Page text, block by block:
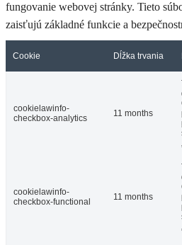
fungovanie webovej stránky. Tieto
zaisťujú základné funkcie a
Cookie Dĺžka trvania
cookielawinfo-
checkbox-analytics
11 months
cookielawinfo-
checkbox-functional
11 months